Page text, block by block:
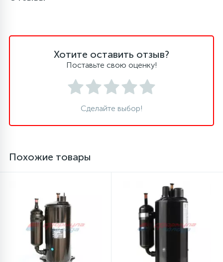
Смазки
Стекла люка
Суппорты (ступицы)
Таходатчики
ТЭНы (нагревательные элементы)
Улитки помп
Шкивы барабана
Хотите оставить отзыв?
Поставьте свою оценку!
Сделайте выбор!
Похожие товары